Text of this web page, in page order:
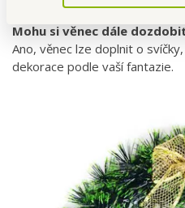
Mohu si věnec dále
Ano, věnec lze doplnit o
dekorace podle vaší fantazie.